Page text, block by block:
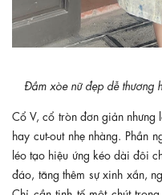
Đầm xòe nữ đẹp dễ
Cổ V, cổ tròn đơn giản nhưng
hay cut-out nhẹ nhàng. Phần
léo tạo hiệu ứng kéo dài đôi
đáo, tăng thêm sự xinh xắn,